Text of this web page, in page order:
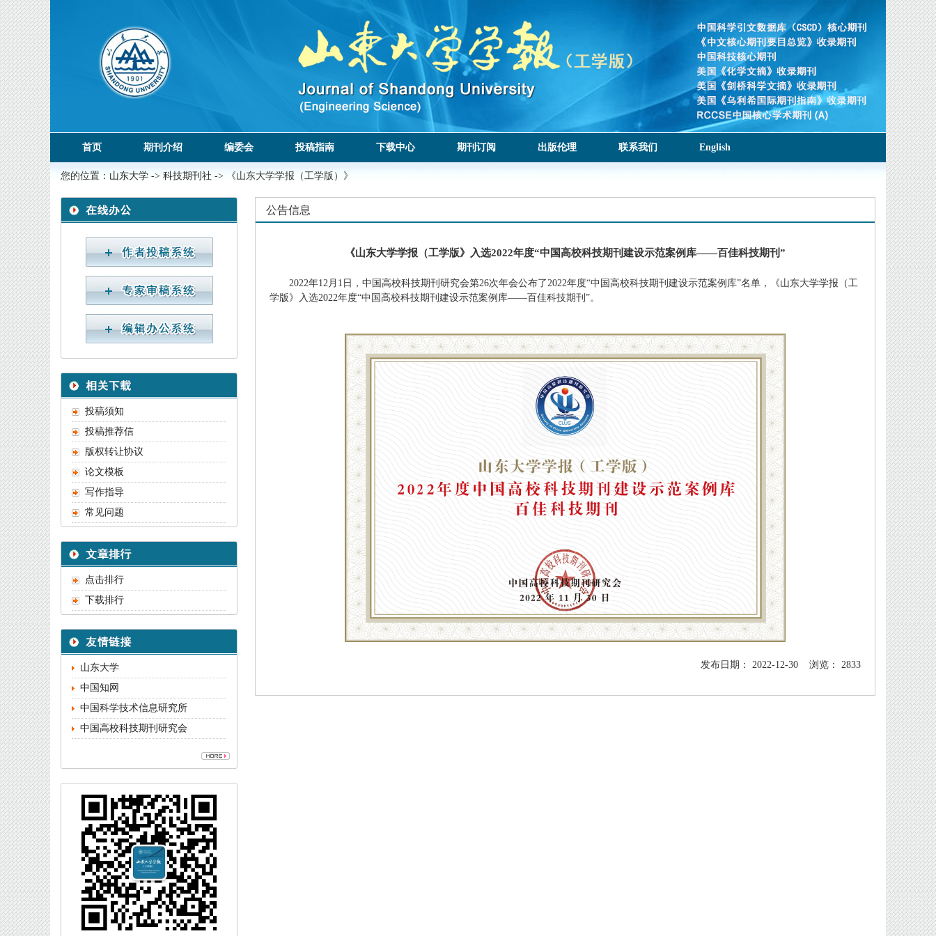
首页 期刊介绍 编委会 投稿指南 下载中心 期刊订阅 出版伦理 联系我们 English
您的位置： 山东大学 -> 科技期刊社 -> 《山东大学学报（工学版）》
投稿须知
投稿推荐信
版权转让协议
论文模板
写作指导
常见问题
点击排行
下载排行
山东大学
中国知网
中国科学技术信息研究所
中国高校科技期刊研究会
公告信息
《山东大学学报（工学版》入选2022年度“中国高校科技期刊建设示范案例库——百佳科技期刊”
2022年12月1日，中国高校科技期刊研究会第26次年会公布了2022年度“中国高校科技期刊建设示范案例库”名单，《山东大学学报（工
学版》入选2022年度“中国高校科技期刊建设示范案例库——百佳科技期刊”。
发布日期： 2022-12-30 浏览： 2833